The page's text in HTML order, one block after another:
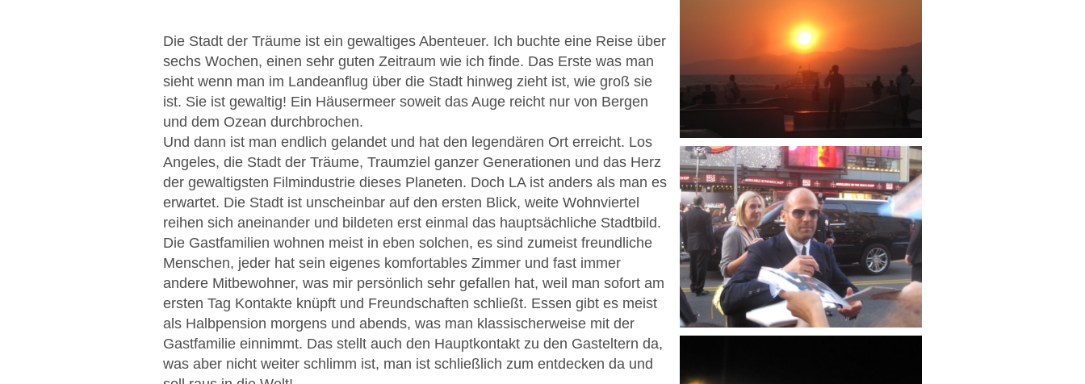
Die Stadt der Träume ist ein gewaltiges Abenteuer. Ich buchte eine Reise über
sechs Wochen, einen sehr guten Zeitraum wie ich finde. Das Erste was man
sieht wenn man im Landeanflug über die Stadt hinweg zieht ist, wie groß sie
ist. Sie ist gewaltig! Ein Häusermeer soweit das Auge reicht nur von Bergen
und dem Ozean durchbrochen.
Und dann ist man endlich gelandet und hat den legendären Ort erreicht. Los
Angeles, die Stadt der Träume, Traumziel ganzer Generationen und das Herz
der gewaltigsten Filmindustrie dieses Planeten. Doch LA ist anders als man es
erwartet. Die Stadt ist unscheinbar auf den ersten Blick, weite Wohnviertel
reihen sich aneinander und bildeten erst einmal das hauptsächliche Stadtbild.
Die Gastfamilien wohnen meist in eben solchen, es sind zumeist freundliche
Menschen, jeder hat sein eigenes komfortables Zimmer und fast immer
andere Mitbewohner, was mir persönlich sehr gefallen hat, weil man sofort am
ersten Tag Kontakte knüpft und Freundschaften schließt. Essen gibt es meist
als Halbpension morgens und abends, was man klassischerweise mit der
Gastfamilie einnimmt. Das stellt auch den Hauptkontakt zu den Gasteltern da,
was aber nicht weiter schlimm ist, man ist schließlich zum entdecken da und